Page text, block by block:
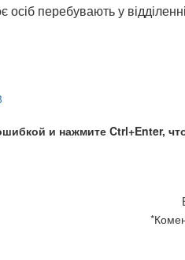
перебувають у
и нажмите Ctrl+Enter,
*